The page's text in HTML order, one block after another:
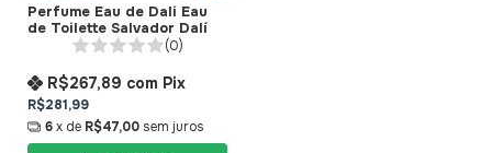
Perfume Eau de Dali Eau
de Toilette Salvador Dalí
(0)
R$281,99
R$267,89 com Pix
6x de R$47,00 sem juros